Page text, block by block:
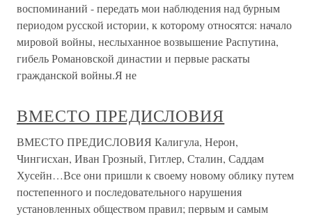
воспоминаний - передать мои наблюдения над бурным
периодом русской истории, к которому относятся: начало
мировой войны, неслыханное возвышение Распутина,
гибель Романовской династии и первые раскаты
гражданской войны.Я не
ВМЕСТО ПРЕДИСЛОВИЯ
ВМЕСТО ПРЕДИСЛОВИЯ Калигула, Нерон,
Чингисхан, Иван Грозный, Гитлер, Сталин, Саддам
Хусейн…Все они пришли к своему новому облику путем
постепенного и последовательного нарушения
установленных обществом правил; первым и самым